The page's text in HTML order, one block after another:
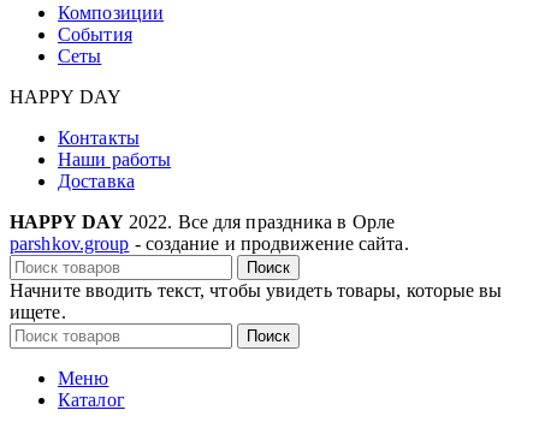
Композиции
События
Сеты
HAPPY DAY
Контакты
Наши работы
Доставка
HAPPY DAY 2022. Все для праздника в Орле
parshkov.group - создание и продвижение сайта.
Поиск
Начните вводить текст, чтобы увидеть товары, которые вы
ищете.
Поиск
Меню
Каталог